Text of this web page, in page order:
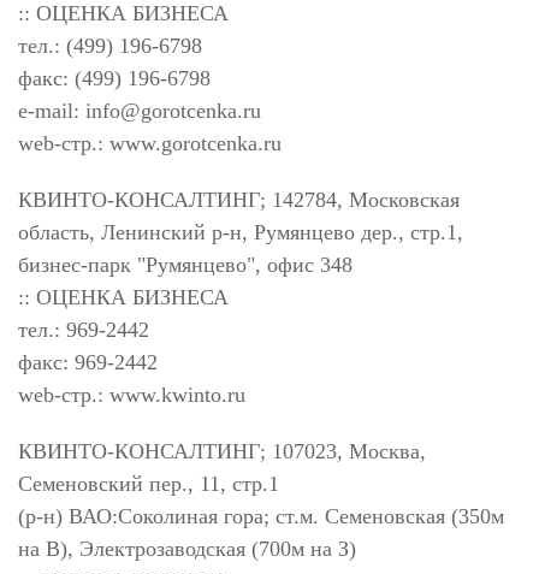
:: ОЦЕНКА БИЗНЕСА
тел.: (499) 196-6798
факс: (499) 196-6798
e-mail: info@gorotcenka.ru
web-стр.: www.gorotcenka.ru
КВИНТО-КОНСАЛТИНГ; 142784, Московская
область, Ленинский р-н, Румянцево дер., стр.1,
бизнес-парк "Румянцево", офис 348
:: ОЦЕНКА БИЗНЕСА
тел.: 969-2442
факс: 969-2442
web-стр.: www.kwinto.ru
КВИНТО-КОНСАЛТИНГ; 107023, Москва,
Семеновский пер., 11, стр.1
(р-н) ВАО:Соколиная гора; ст.м. Семеновская (350м
на В), Электрозаводская (700м на З)